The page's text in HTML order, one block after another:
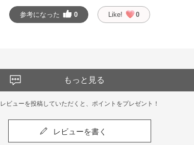
参考になった 0 Like! 0
もっと見る
レビューを投稿していただくと、ポイントをプレゼント！
レビューを書く